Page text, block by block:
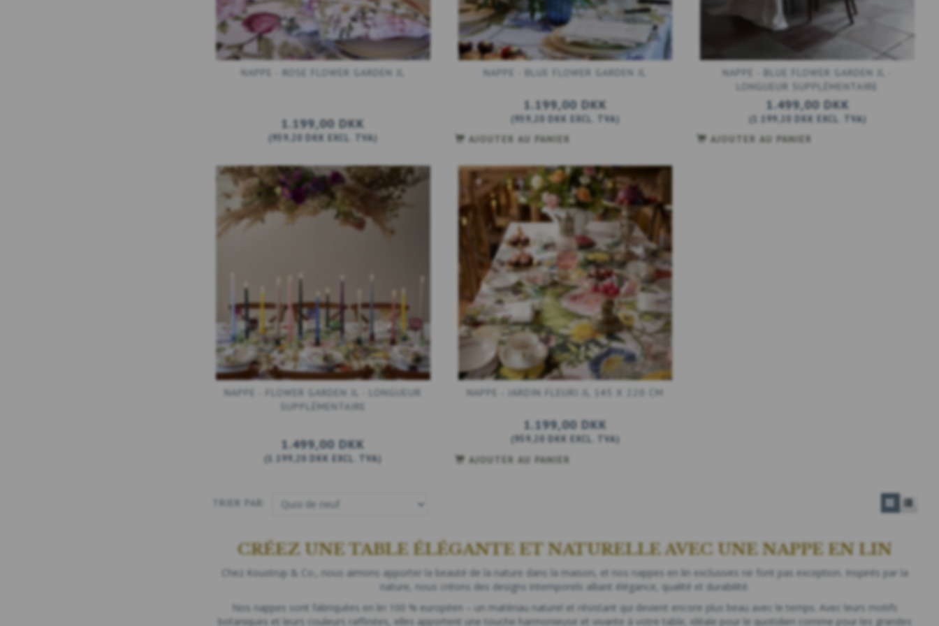
NAPPE - ROSE FLOWER GARDEN JL
1.199,00 DKK
959,20 DKK EXCL. TVA
NAPPE - BLUE FLOWER GARDEN JL
1.199,00 DKK
959,20 DKK EXCL. TVA
AJOUTER AU PANIER
NAPPE - BLUE FLOWER GARDEN JL -
LONGUEUR SUPPLÉMENTAIRE
1.499,00 DKK
( 1.199,20 DKK EXCL. TVA
AJOUTER AU PANIER
NAPPE - FLOWER GARDEN JL - LONGUEUR
SUPPLÉMENTAIRE
1.499,00 DKK
( 1.199,20 DKK EXCL. TVA
NAPPE - JARDIN FLEURI JL 145 X 220 CM
1.199,00 DKK
959,20 DKK EXCL. TVA
AJOUTER AU PANIER
TRIER PAR:
CRÉEZ UNE TABLE ÉLÉGANTE ET NATURELLE AVEC UNE NAPPE EN LIN
Chez Koustrup & Co., nous aimons apporter la beauté de la nature dans la maison, et nos nappes en lin exclusives ne font pas exception. Inspirés par la
nature, nous créons des designs intemporels alliant élégance, qualité et durabilité.
Nos nappes sont fabriquées en lin 100 % européen – un matériau naturel et résistant qui devient encore plus beau avec le temps. Avec leurs motifs
botaniques et leurs couleurs raffinées, elles apportent une touche harmonieuse et vivante à votre table, idéale pour le quotidien comme pour les grandes